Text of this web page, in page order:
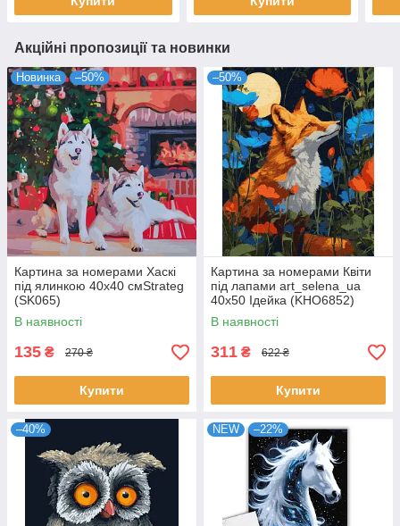
Акційні пропозиції та новинки
Новинка –50%
Картина за номерами Хаскі
під ялинкою 40х40 смStrateg
(SK065)
В наявності
135 ₴ 270 ₴
Купити
–50%
Картина за номерами Квіти
під лапами art_selena_ua
40х50 Ідейка (KHO6852)
В наявності
311 ₴ 622 ₴
Купити
–40% NEW –22%